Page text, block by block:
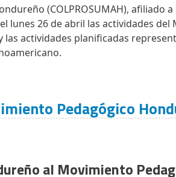
(COLPROSUMAH), afiliado
lunes 26 de abril las actividades del
las actividades planificadas
Pedagógico
al Movimiento